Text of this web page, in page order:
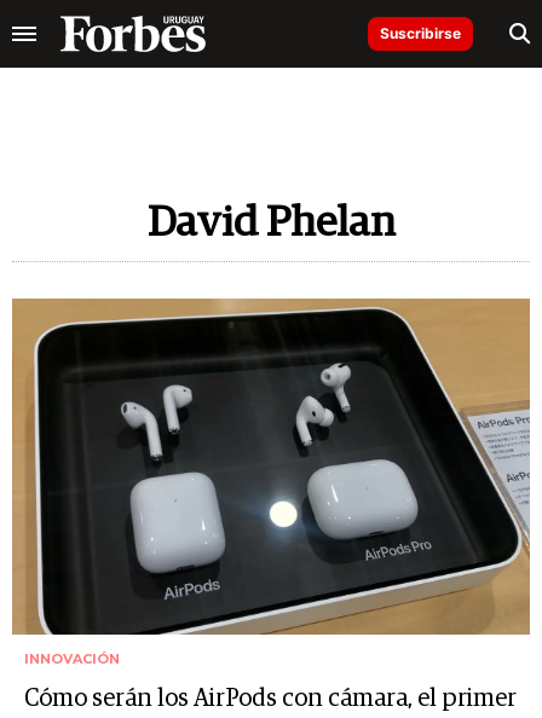
Suscribirse
David Phelan
INNOVACIÓN
Cómo serán los AirPods con cámara, el primer